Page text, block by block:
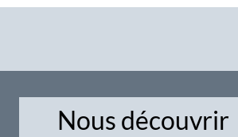
Nous découvrir